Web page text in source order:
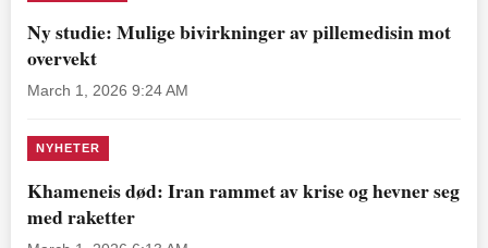
Ny studie: Mulige bivirkninger av pillemedisin mot
overvekt
March 1, 2026 9:24 AM
NYHETER
Khameneis død: Iran rammet av krise og hevner seg
med raketter